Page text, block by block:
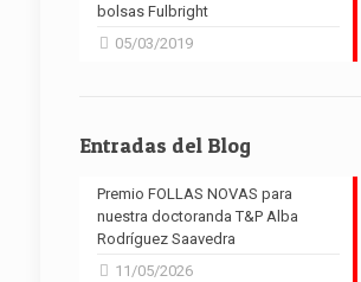
bolsas Fulbright
05/03/2019
Entradas del Blog
Premio FOLLAS NOVAS para
nuestra doctoranda T&P Alba
Rodríguez Saavedra
11/05/2026